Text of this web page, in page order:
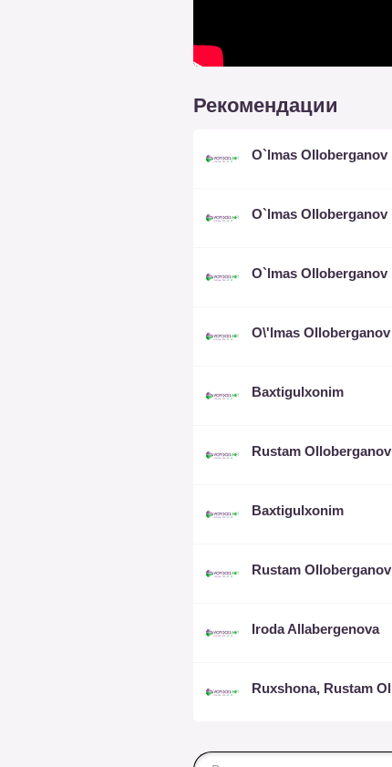
Рекомендации
O`lmas Olloberganov
O`lmas Olloberganov
O`lmas Olloberganov
O\'lmas Olloberganov
Baxtigulxonim
Rustam Olloberganov
Baxtigulxonim
Rustam Olloberganov
Iroda Allabergenova